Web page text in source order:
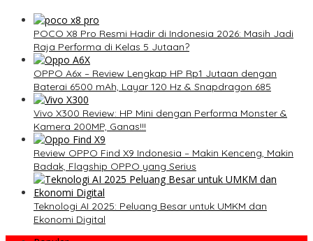
POCO X8 Pro Resmi Hadir di Indonesia 2026: Masih Jadi
Raja Performa di Kelas 5 Jutaan?
OPPO A6x – Review Lengkap HP Rp1 Jutaan dengan
Baterai 6500 mAh, Layar 120 Hz & Snapdragon 685
Vivo X300 Review: HP Mini dengan Performa Monster &
Kamera 200MP, Ganas!!!
Review OPPO Find X9 Indonesia – Makin Kenceng, Makin
Badak, Flagship OPPO yang Serius
Teknologi AI 2025: Peluang Besar untuk UMKM dan
Ekonomi Digital